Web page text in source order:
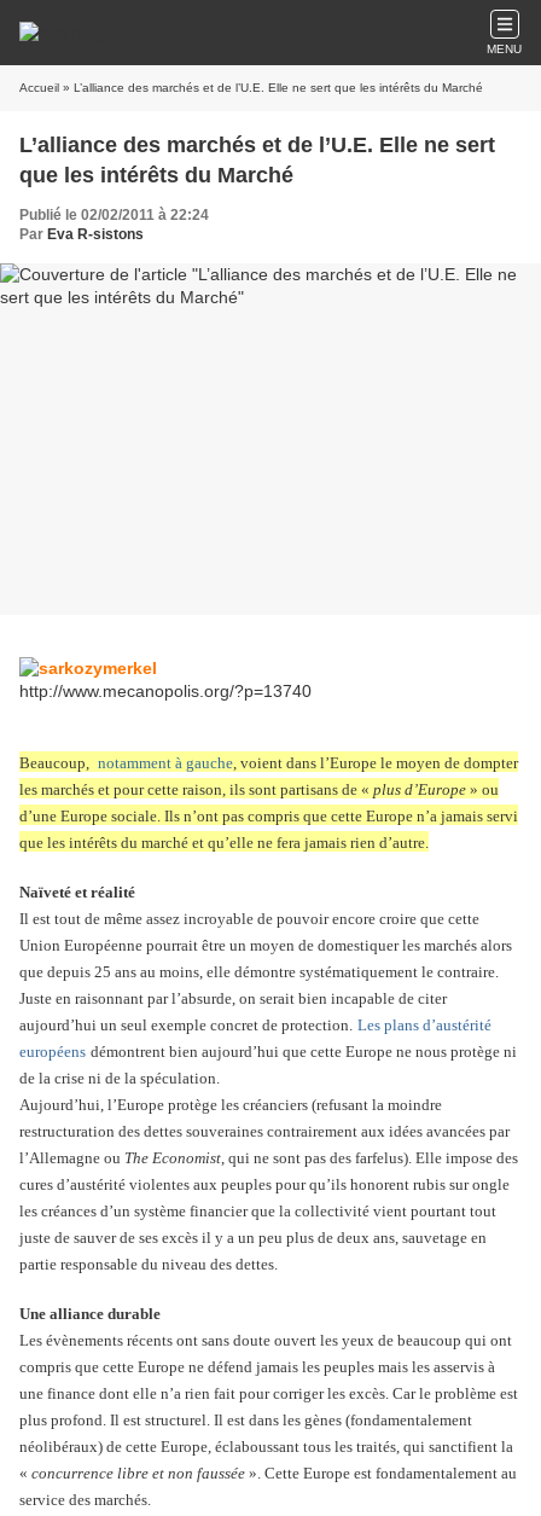
MENU
Accueil » L’alliance des marchés et de l’U.E. Elle ne sert que les intérêts du Marché
L’alliance des marchés et de l’U.E. Elle ne sert
que les intérêts du Marché
Publié le 02/02/2011 à 22:24
Par Eva R-sistons
http://www.mecanopolis.org/?p=13740
Beaucoup, notamment à gauche, voient dans l’Europe le moyen de dompter
les marchés et pour cette raison, ils sont partisans de « plus d’Europe » ou
d’une Europe sociale. Ils n’ont pas compris que cette Europe n’a jamais servi
que les intérêts du marché et qu’elle ne fera jamais rien d’autre.
Naïveté et réalité
Il est tout de même assez incroyable de pouvoir encore croire que cette
Union Européenne pourrait être un moyen de domestiquer les marchés alors
que depuis 25 ans au moins, elle démontre systématiquement le contraire.
Juste en raisonnant par l’absurde, on serait bien incapable de citer
aujourd’hui un seul exemple concret de protection. Les plans d’austérité
européens démontrent bien aujourd’hui que cette Europe ne nous protège ni
de la crise ni de la spéculation.
Aujourd’hui, l’Europe protège les créanciers (refusant la moindre
restructuration des dettes souveraines contrairement aux idées avancées par
l’Allemagne ou The Economist, qui ne sont pas des farfelus). Elle impose des
cures d’austérité violentes aux peuples pour qu’ils honorent rubis sur ongle
les créances d’un système financier que la collectivité vient pourtant tout
juste de sauver de ses excès il y a un peu plus de deux ans, sauvetage en
partie responsable du niveau des dettes.
Une alliance durable
Les évènements récents ont sans doute ouvert les yeux de beaucoup qui ont
compris que cette Europe ne défend jamais les peuples mais les asservis à
une finance dont elle n’a rien fait pour corriger les excès. Car le problème est
plus profond. Il est structurel. Il est dans les gènes (fondamentalement
néolibéraux) de cette Europe, éclaboussant tous les traités, qui sanctifient la
« concurrence libre et non faussée ». Cette Europe est fondamentalement au
service des marchés.